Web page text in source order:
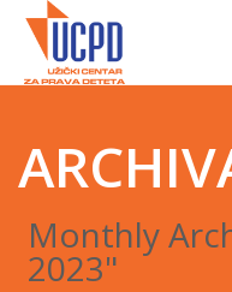
Monthly
2023"